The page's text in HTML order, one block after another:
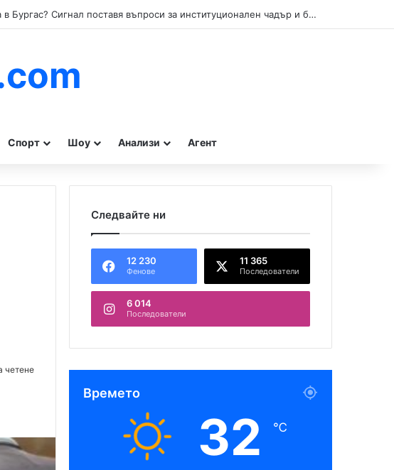
Кой прикрива нарушенията при туристическите влакчета в Бургас? Сигнал поставя въпроси за институционален чадър и бездействие на контролните органи.
Спорт Шоу Анализи Агент
четене
Следвайте ни
12 230
Фенове
11 365
Последователи
6 014
Последователи
Времето
32 ℃